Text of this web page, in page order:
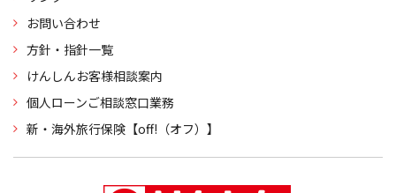
お問い合わせ
方針・指針一覧
けんしんお客様相談案内
個人ローンご相談窓口業務
新・海外旅行保険【off!（オフ）】